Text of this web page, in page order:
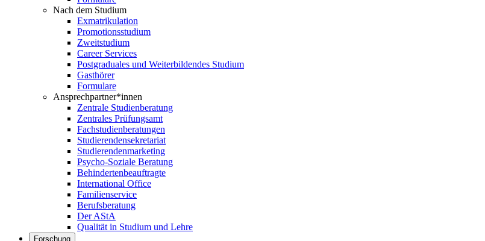
Nach dem Studium
Exmatrikulation
Promotionsstudium
Zweitstudium
Career Services
Postgraduales und Weiterbildendes Studium
Gasthörer
Formulare
Ansprechpartner*innen
Zentrale Studienberatung
Zentrales Prüfungsamt
Fachstudienberatungen
Studierendensekretariat
Studierendenmarketing
Psycho-Soziale Beratung
Behindertenbeauftragte
International Office
Familienservice
Berufsberatung
Der AStA
Qualität in Studium und Lehre
Forschung